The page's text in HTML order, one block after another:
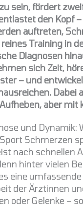
sein, fördert
den Kopf
auftreten,
Training in
Diagnosen
sich Zeit,
– und
aber mit
und Dynamik:
Schmerzen
nach schnellen
hinter vielen
eine
der Ärztinnen
oder Gelenke –